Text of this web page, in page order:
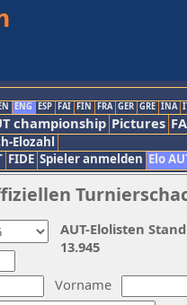
ENG ESP FAI FIN FRA GER GRE INA
championship Pictures
Elozahl
FIDE Spieler anmelden Elo
Vorname
AUT-Elolisten
13.945